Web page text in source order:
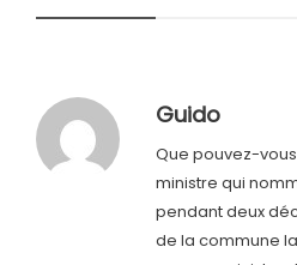
Guido
Que pouvez-
ministre qui
pendant deux
de la commune